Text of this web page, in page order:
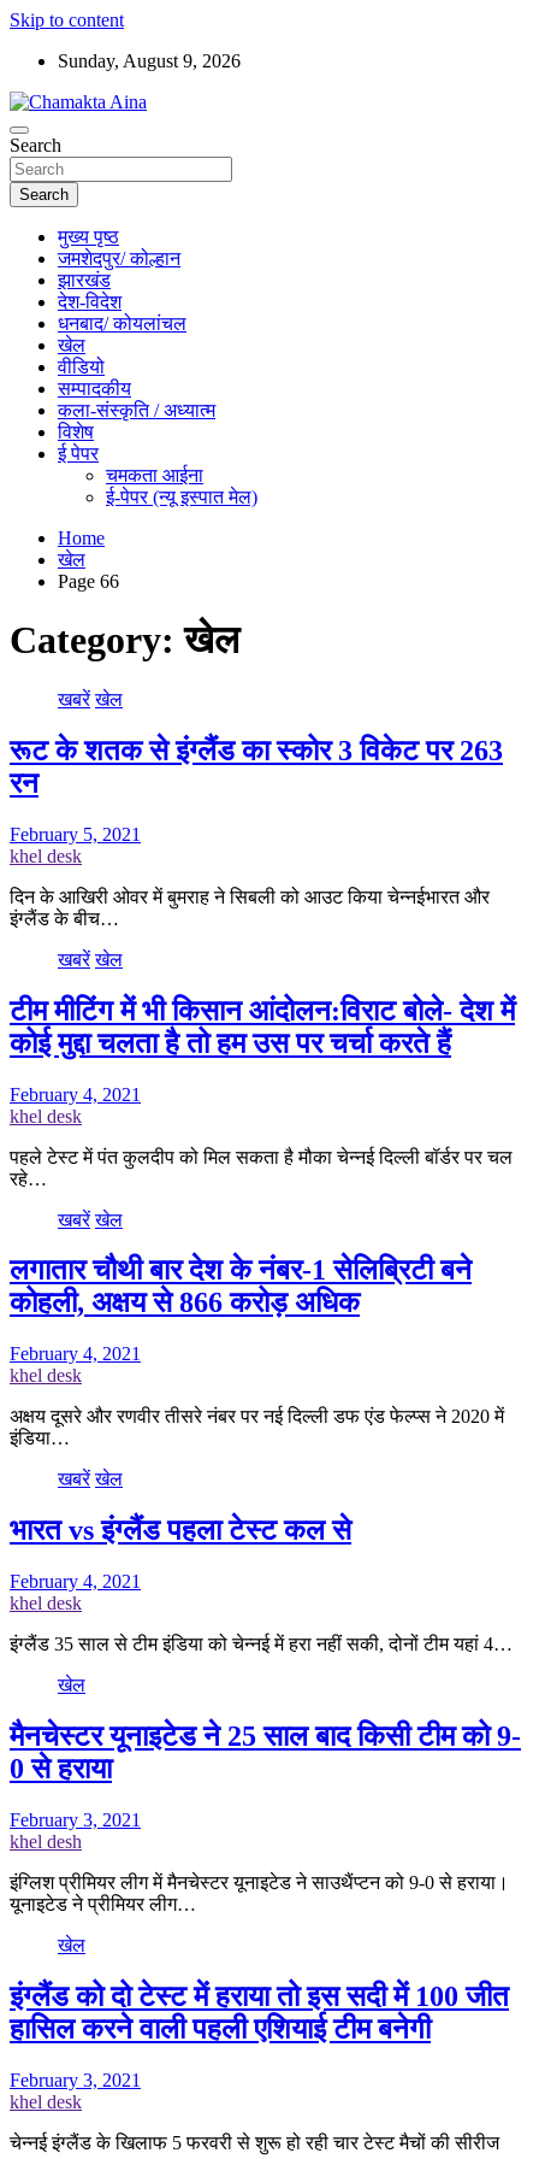
Skip to content
Sunday, August 9, 2026
Chamakta Aina
Hindi News Paper – Jharkhand
Search
Search
मुख्य पृष्ठ
जमशेदपुर/ कोल्हान
झारखंड
देश-विदेश
धनबाद/ कोयलांचल
खेल
वीडियो
सम्पादकीय
कला-संस्कृति / अध्यात्म
विशेष
ई पेपर
चमकता आईना
ई-पेपर (न्यू इस्पात मेल)
Home
खेल
Page 66
Category:खेल
खबरें खेल
रूट के शतक से इंग्लैंड का स्कोर 3 विकेट पर 263
रन
February 5, 2021
khel desk
दिन के आखिरी ओवर में बुमराह ने सिबली को आउट किया चेन्नईभारत और
इंग्लैंड के बीच…
खबरें खेल
टीम मीटिंग में भी किसान आंदोलन:विराट बोले- देश में
कोई मुद्दा चलता है तो हम उस पर चर्चा करते हैं
February 4, 2021
khel desk
पहले टेस्ट में पंत कुलदीप को मिल सकता है मौका चेन्नई दिल्ली बॉर्डर पर चल
रहे…
खबरें खेल
लगातार चौथी बार देश के नंबर-1 सेलिब्रिटी बने
कोहली, अक्षय से 866 करोड़ अधिक
February 4, 2021
khel desk
अक्षय दूसरे और रणवीर तीसरे नंबर पर नई दिल्ली डफ एंड फेल्प्स ने 2020 में
इंडिया…
खबरें खेल
भारत vs इंग्लैंड पहला टेस्ट कल से
February 4, 2021
khel desk
इंग्लैंड 35 साल से टीम इंडिया को चेन्नई में हरा नहीं सकी, दोनों टीम यहां 4…
खेल
मैनचेस्टर यूनाइटेड ने 25 साल बाद किसी टीम को 9-
0 से हराया
February 3, 2021
khel desh
इंग्लिश प्रीमियर लीग में मैनचेस्टर यूनाइटेड ने साउथैंप्टन को 9-0 से हराया।
यूनाइटेड ने प्रीमियर लीग…
खेल
इंग्लैंड को दो टेस्ट में हराया तो इस सदी में 100 जीत
हासिल करने वाली पहली एशियाई टीम बनेगी
February 3, 2021
khel desk
चेन्नई इंग्लैंड के खिलाफ 5 फरवरी से शुरू हो रही चार टेस्ट मैचों की सीरीज